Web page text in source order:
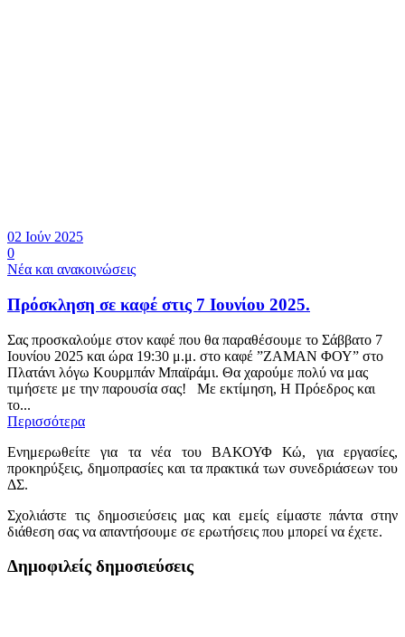
02 Ιούν 2025
0
Νέα και ανακοινώσεις
Πρόσκληση σε καφέ στις 7 Ιουνίου 2025.
Σας προσκαλούμε στον καφέ που θα παραθέσουμε το Σάββατο 7
Ιουνίου 2025 και ώρα 19:30 μ.μ. στο καφέ ”ΖΑΜΑΝ ΦΟΥ” στο
Πλατάνι λόγω Κουρμπάν Μπαϊράμι. Θα χαρούμε πολύ να μας
τιμήσετε με την παρουσία σας! Με εκτίμηση, Η Πρόεδρος και
το...
Περισσότερα
Ενημερωθείτε για τα νέα του ΒΑΚΟΥΦ Κώ, για εργασίες,
προκηρύξεις, δημοπρασίες και τα πρακτικά των συνεδριάσεων του
ΔΣ.
Σχολιάστε τις δημοσιεύσεις μας και εμείς είμαστε πάντα στην
διάθεση σας να απαντήσουμε σε ερωτήσεις που μπορεί να έχετε.
Δημοφιλείς δημοσιεύσεις